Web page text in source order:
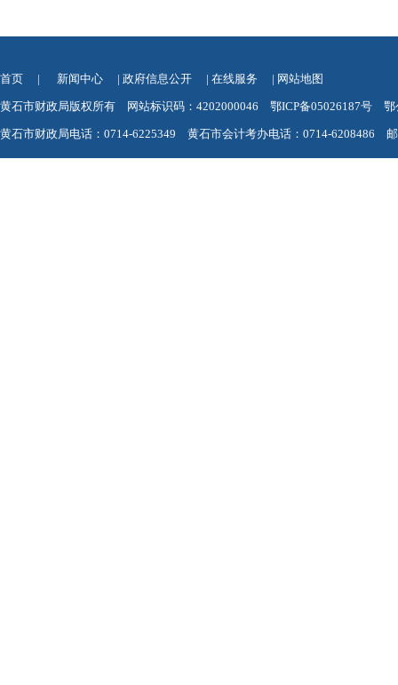
首页 | 新闻中心 | 政府信息公开 | 在线服务 | 网站地图
黄石市财政局版权所有 网站标识码：4202000046 鄂ICP备05026187号 鄂
黄石市财政局电话：0714-6225349 黄石市会计考办电话：0714-6208486